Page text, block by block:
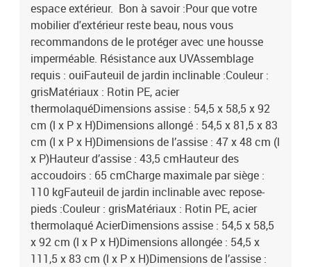
espace extérieur. Bon à savoir :Pour que votre
mobilier d'extérieur reste beau, nous vous
recommandons de le protéger avec une housse
imperméable. Résistance aux UVAssemblage
requis : ouiFauteuil de jardin inclinable :Couleur :
grisMatériaux : Rotin PE, acier
thermolaquéDimensions assise : 54,5 x 58,5 x 92
cm (l x P x H)Dimensions allongé : 54,5 x 81,5 x 83
cm (l x P x H)Dimensions de l’assise : 47 x 48 cm (l
x P)Hauteur d’assise : 43,5 cmHauteur des
accoudoirs : 65 cmCharge maximale par siège :
110 kgFauteuil de jardin inclinable avec repose-
pieds :Couleur : grisMatériaux : Rotin PE, acier
thermolaqué AcierDimensions assise : 54,5 x 58,5
x 92 cm (l x P x H)Dimensions allongée : 54,5 x
111,5 x 83 cm (l x P x H)Dimensions de l’assise :